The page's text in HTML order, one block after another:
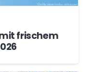
frischem